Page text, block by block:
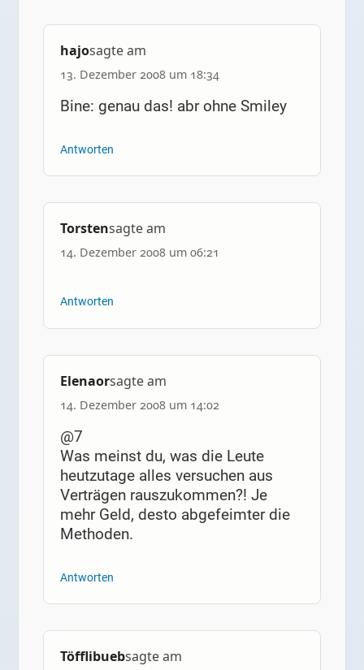
hajosagte am
13. Dezember 2008 um 18:34
Bine: genau das! abr ohne Smiley
Antworten
Torstensagte am
14. Dezember 2008 um 06:21
Antworten
Elenaorsagte am
14. Dezember 2008 um 14:02
@7
Was meinst du, was die Leute
heutzutage alles versuchen aus
Verträgen rauszukommen?! Je
mehr Geld, desto abgefeimter die
Methoden.
Antworten
Töfflibuebsagte am